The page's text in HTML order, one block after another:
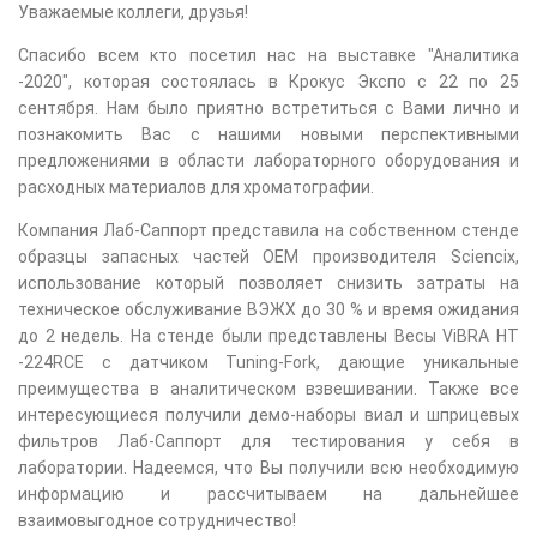
Уважаемые коллеги, друзья!
Спасибо всем кто посетил нас на выставке "Аналитика
-2020", которая состоялась в Крокус Экспо с 22 по 25
сентября. Нам было приятно встретиться с Вами лично и
познакомить Вас с нашими новыми перспективными
предложениями в области лабораторного оборудования и
расходных материалов для хроматографии.
Компания Лаб-Саппорт представила на собственном стенде
образцы запасных частей OEM производителя Sciencix,
использование который позволяет снизить затраты на
техническое обслуживание ВЭЖХ до 30 % и время ожидания
до 2 недель. На стенде были представлены Весы ViBRA HT
-224RCE с датчиком Tuning-Fork, дающие уникальные
преимущества в аналитическом взвешивании. Также все
интересующиеся получили демо-наборы виал и шприцевых
фильтров Лаб-Саппорт для тестирования у себя в
лаборатории. Надеемся, что Вы получили всю необходимую
информацию и рассчитываем на дальнейшее
взаимовыгодное сотрудничество!